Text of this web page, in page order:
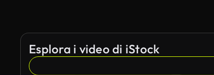
Esplora i video di iStock